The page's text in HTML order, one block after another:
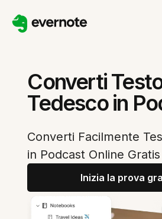
Converti
Tedesco in
Converti Facilmente
in Podcast Online Gratis
Inizia la prova